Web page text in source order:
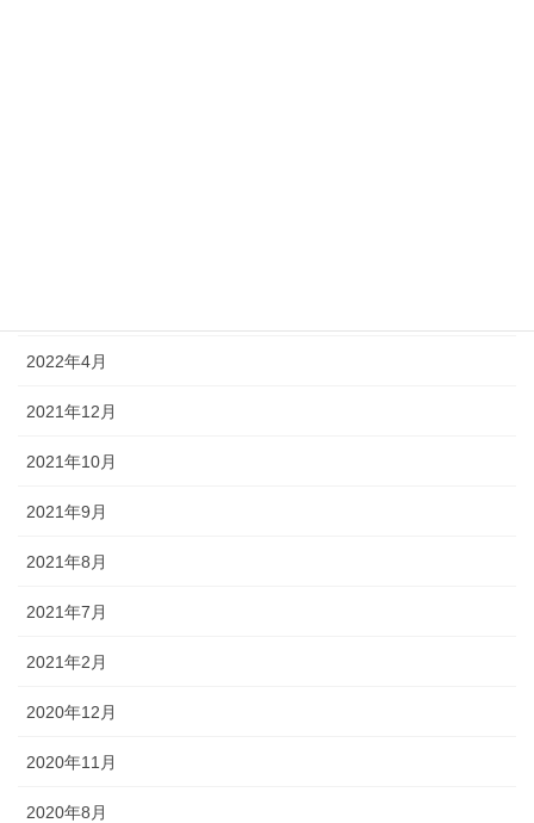
2022年4月
2021年12月
2021年10月
2021年9月
2021年8月
2021年7月
2021年2月
2020年12月
2020年11月
2020年8月